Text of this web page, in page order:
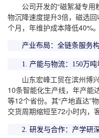
公司开发的“磁絮凝专
物沉降速度提升3倍，磁选
个月，年维护成本降低40%。
产业布局：全链条服务
1. 产能与物流：150万
山东宏峰工贸在滨州博
10条智能化生产线，年产能
等12个省份。其“产地直达”
交货周期缩短至72小时内，
2. 研发与合作：产学研